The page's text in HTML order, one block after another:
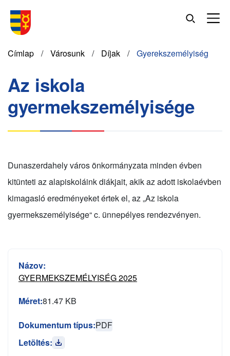
tartalomra
Morzsa
Címlap Városunk Díjak Gyerekszemélyiség
Az iskola
gyermekszemélyisége
Dunaszerdahely város önkormányzata minden évben
kitünteti az alapiskoláink diákjait, akik az adott iskolaévben
kimagasló eredményeket értek el, az „Az iskola
gyermekszemélyisége“ c. ünnepélyes rendezvényen.
Názov:
GYERMEKSZEMÉLYISÉG 2025
Méret:81.47 KB
Dokumentum típus:PDF
Letöltés: